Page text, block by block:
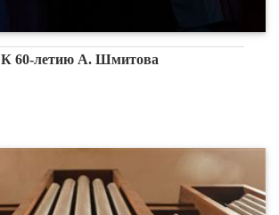
К 60-летию А. Шмитова